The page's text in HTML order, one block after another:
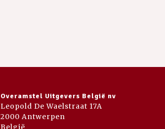
Overamstel Uitgevers België nv
Leopold De Waelstraat 17A
2000 Antwerpen
België